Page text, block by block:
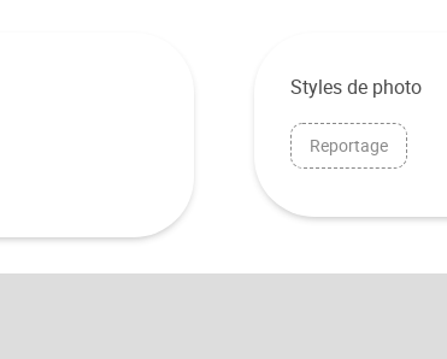
Styles de photo
Reportage